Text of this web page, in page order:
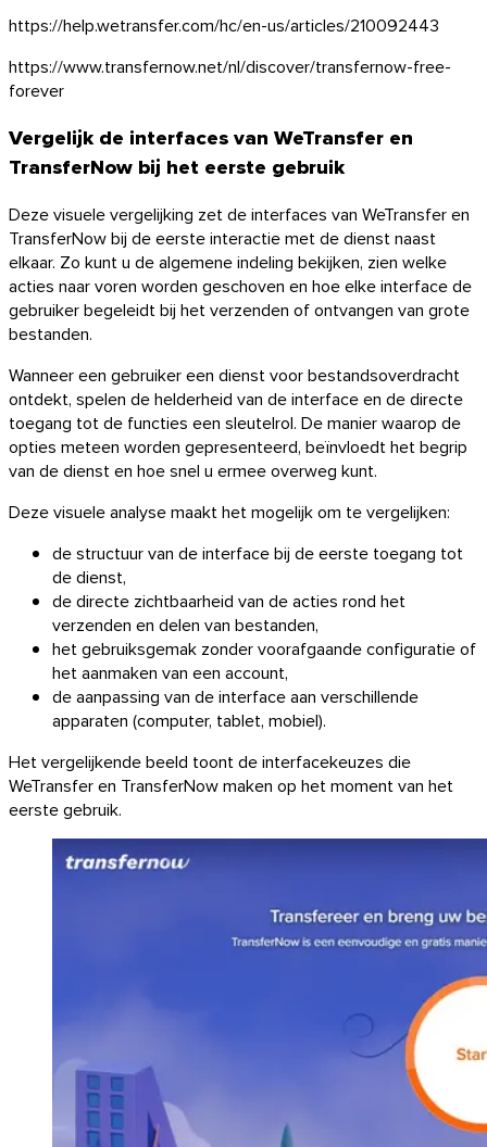
Extensies
Chrome & Gmail
https://help.wetransfer.com/hc/en-us/articles/210092443
https://www.transfernow.net/nl/discover/transfernow-free-
forever
Vergelijk de interfaces van WeTransfer en
TransferNow bij het eerste gebruik
Deze visuele vergelijking zet de interfaces van WeTransfer en
TransferNow bij de eerste interactie met de dienst naast
elkaar. Zo kunt u de algemene indeling bekijken, zien welke
acties naar voren worden geschoven en hoe elke interface de
gebruiker begeleidt bij het verzenden of ontvangen van grote
bestanden.
Wanneer een gebruiker een dienst voor bestandsoverdracht
ontdekt, spelen de helderheid van de interface en de directe
toegang tot de functies een sleutelrol. De manier waarop de
opties meteen worden gepresenteerd, beïnvloedt het begrip
van de dienst en hoe snel u ermee overweg kunt.
Deze visuele analyse maakt het mogelijk om te vergelijken:
de structuur van de interface bij de eerste toegang tot
de dienst,
de directe zichtbaarheid van de acties rond het
verzenden en delen van bestanden,
het gebruiksgemak zonder voorafgaande configuratie of
het aanmaken van een account,
de aanpassing van de interface aan verschillende
apparaten (computer, tablet, mobiel).
Het vergelijkende beeld toont de interfacekeuzes die
WeTransfer en TransferNow maken op het moment van het
eerste gebruik.